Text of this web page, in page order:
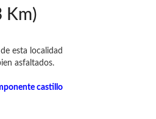
Km)
esta localidad
asfaltados.
castillo